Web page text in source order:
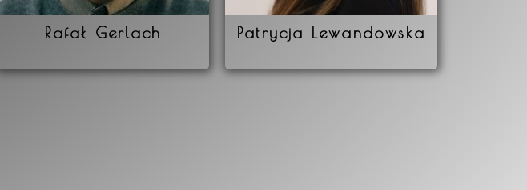
Rafał Gerlach Patrycja Lewandowska